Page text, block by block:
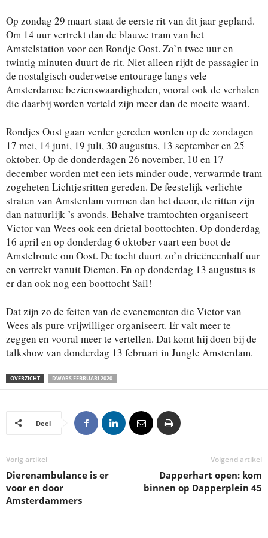
Op zondag 29 maart staat de eerste rit van dit jaar gepland.
Om 14 uur vertrekt dan de blauwe tram van het
Amstelstation voor een Rondje Oost. Zo’n twee uur en
twintig minuten duurt de rit. Niet alleen rijdt de passagier in
de nostalgisch ouderwetse entourage langs vele
Amsterdamse bezienswaardigheden, vooral ook de verhalen
die daarbij worden verteld zijn meer dan de moeite waard.
Rondjes Oost gaan verder gereden worden op de zondagen
17 mei, 14 juni, 19 juli, 30 augustus, 13 september en 25
oktober. Op de donderdagen 26 november, 10 en 17
december worden met een iets minder oude, verwarmde tram
zogeheten Lichtjesritten gereden. De feestelijk verlichte
straten van Amsterdam vormen dan het decor, de ritten zijn
dan natuurlijk ’s avonds. Behalve tramtochten organiseert
Victor van Wees ook een drietal boottochten. Op donderdag
16 april en op donderdag 6 oktober vaart een boot de
Amstelroute om Oost. De tocht duurt zo’n drieëneenhalf uur
en vertrekt vanuit Diemen. En op donderdag 13 augustus is
er dan ook nog een boottocht Sail!
Dat zijn zo de feiten van de evenementen die Victor van
Wees als pure vrijwilliger organiseert. Er valt meer te
zeggen en vooral meer te vertellen. Dat komt hij doen bij de
talkshow van donderdag 13 februari in Jungle Amsterdam.
OVERZICHT DWARS FEBRUARI 2020
Deel
Vorig artikel
Dierenambulance is er
voor en door
Amsterdammers
Volgend artikel
Dapperhart open: kom
binnen op Dapperplein 45